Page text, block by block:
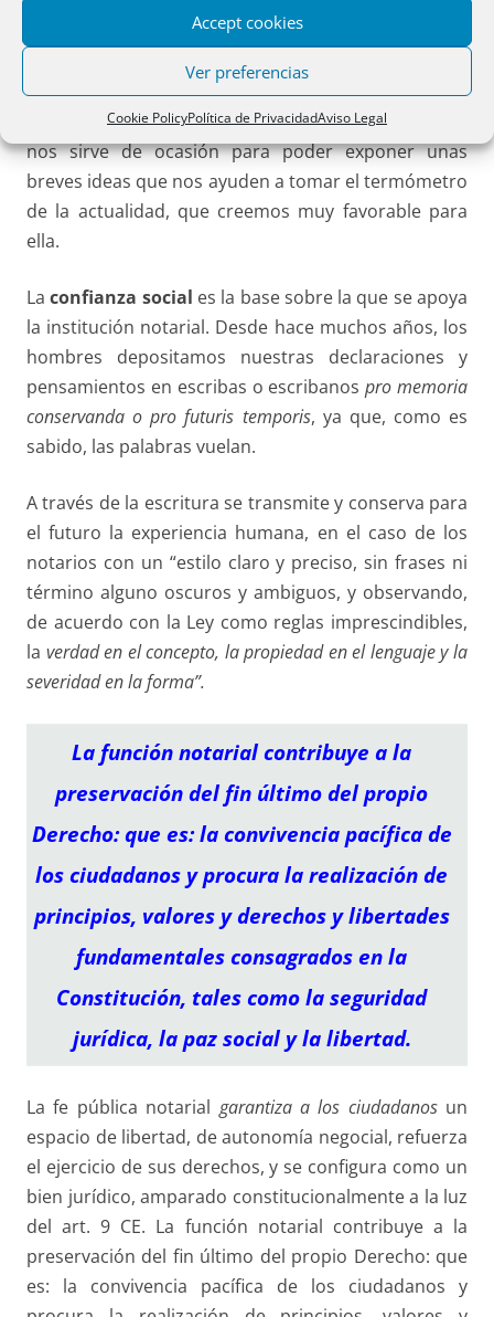
Accept cookies
Ver preferencias
Cookie PolicyPolítica de PrivacidadAviso Legal
Estamos hoy aquí presentes las dos columnas de la
seguridad preventiva (Notarios y Registradores), que
nos sirve de ocasión para poder exponer unas
breves ideas que nos ayuden a tomar el termómetro
de la actualidad, que creemos muy favorable para
ella.
Laconfianza social es la base sobre la que se apoya
la institución notarial. Desde hace muchos años, los
hombres depositamos nuestras declaraciones y
pensamientos en escribas o escribanospro memoria
conservanda o pro futuris temporis, ya que, como es
sabido, las palabras vuelan.
A través de la escritura se transmite y conserva para
el futuro la experiencia humana, en el caso de los
notarios con un “estilo claro y preciso, sin frases ni
término alguno oscuros y ambiguos, y observando,
de acuerdo con la Ley como reglas imprescindibles,
la verdad en el concepto, la propiedad en el lenguaje y la
severidad en la forma”.
La función notarial contribuye a la
preservación del fin último del propio
Derecho: que es: la convivencia pacífica de
los ciudadanos y procura la realización de
principios, valores y derechos y libertades
fundamentales consagrados en la
Constitución, tales como la seguridad
jurídica, la paz social y la libertad.
La fe pública notarial garantiza a los ciudadanosun
espacio de libertad, de autonomía negocial, refuerza
el ejercicio de sus derechos, y se configura como un
bien jurídico, amparado constitucionalmente a la luz
del art. 9 CE. La función notarial contribuye a la
preservación del fin último del propio Derecho: que
es: la convivencia pacífica de los ciudadanos y